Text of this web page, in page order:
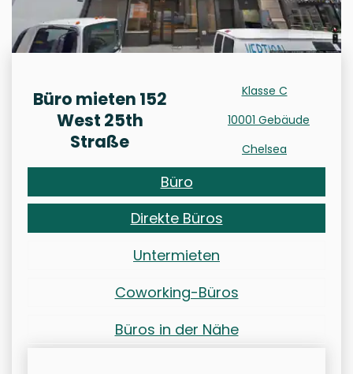
Büro mieten 152
West 25th
Straße
Klasse C
10001 Gebäude
Chelsea
Büro
Direkte Büros
Untermieten
Coworking-Büros
Büros in der Nähe